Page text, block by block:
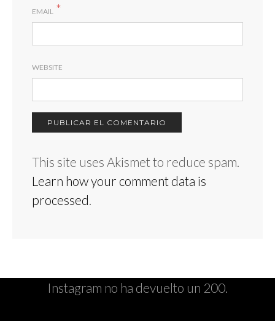
EMAIL *
WEBSITE
This site uses Akismet to reduce spam.
Learn how your comment data is
processed
Instagram no ha devuelto un 200.